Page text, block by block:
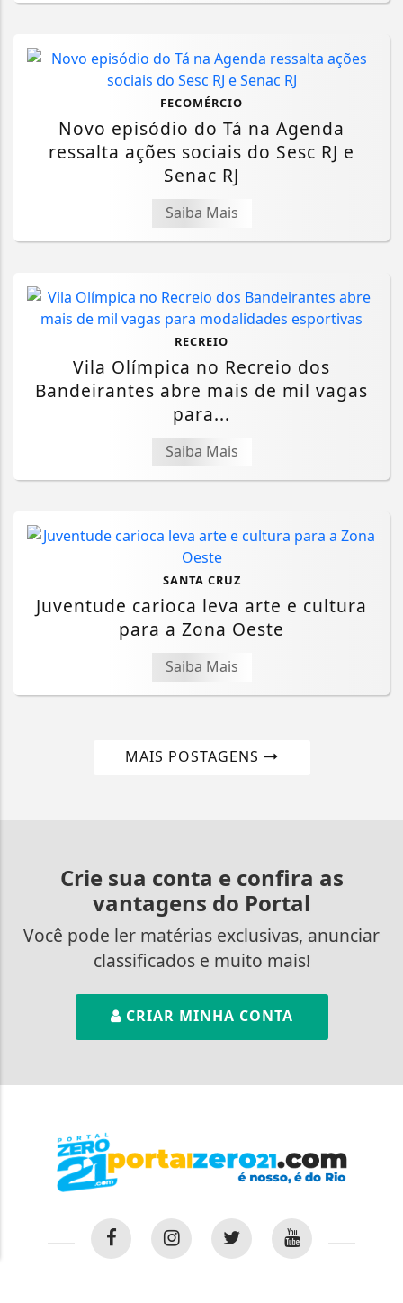
FECOMÉRCIO
Novo episódio do Tá na Agenda
ressalta ações sociais do Sesc RJ e
Senac RJ
Saiba Mais
RECREIO
Vila Olímpica no Recreio dos
Bandeirantes abre mais de mil vagas
para...
Saiba Mais
SANTA CRUZ
Juventude carioca leva arte e cultura
para a Zona Oeste
Saiba Mais
MAIS POSTAGENS
Crie sua conta e confira as
vantagens do Portal
Você pode ler matérias exclusivas, anunciar
classificados e muito mais!
CRIAR MINHA CONTA
Termos de Uso e Privacidade
entendemos que você concorda com nossos Termos
de Uso e Privacidade.
PARA MAIS INFORMAÇÕES,
ACESSE NOSSOS TERMOS
PROSSEGUIR